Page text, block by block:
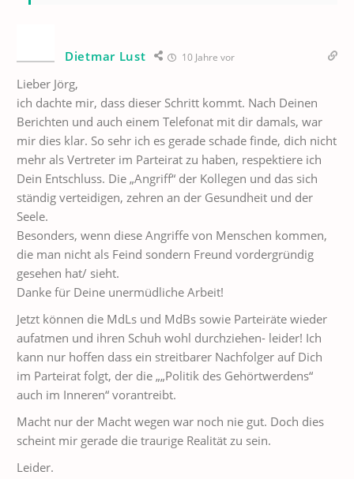
Dietmar Lust 10 Jahre vor
Lieber Jörg,
ich dachte mir, dass dieser Schritt kommt. Nach Deinen
Berichten und auch einem Telefonat mit dir damals, war
mir dies klar. So sehr ich es gerade schade finde, dich nicht
mehr als Vertreter im Parteirat zu haben, respektiere ich
Dein Entschluss. Die „Angriff“ der Kollegen und das sich
ständig verteidigen, zehren an der Gesundheit und der
Seele.
Besonders, wenn diese Angriffe von Menschen kommen,
die man nicht als Feind sondern Freund vordergründig
gesehen hat/ sieht.
Danke für Deine unermüdliche Arbeit!
Jetzt können die MdLs und MdBs sowie Parteiräte wieder
aufatmen und ihren Schuh wohl durchziehen- leider! Ich
kann nur hoffen dass ein streitbarer Nachfolger auf Dich
im Parteirat folgt, der die „„Politik des Gehörtwerdens“
auch im Inneren“ vorantreibt.
Macht nur der Macht wegen war noch nie gut. Doch dies
scheint mir gerade die traurige Realität zu sein.
Leider.